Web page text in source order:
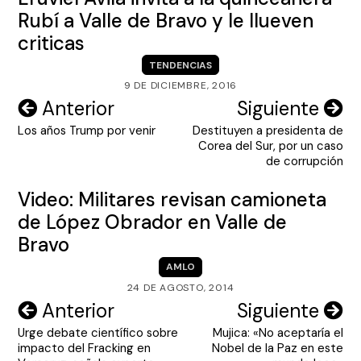
Rubí a Valle de Bravo y le llueven
criticas
TENDENCIAS
9 DE DICIEMBRE, 2016
Navegación
de
Anterior
Los años Trump por venir
Siguiente
Destituyen a presidenta de
Corea del Sur, por un caso
de corrupción
Video: Militares revisan camioneta
de López Obrador en Valle de
Bravo
AMLO
24 DE AGOSTO, 2014
Navegación
de
Anterior
Urge debate científico sobre
impacto del Fracking en
Siguiente
Mujica: «No aceptaría el
Nobel de la Paz en este